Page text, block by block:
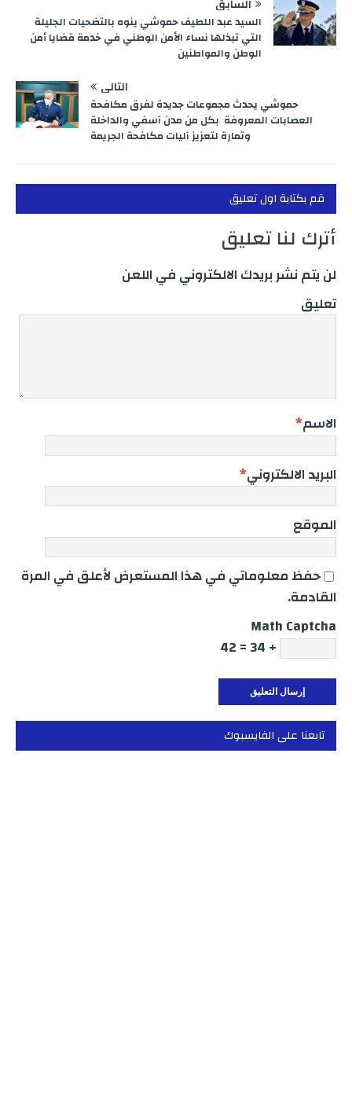
السابق
السيد عبد اللطيف حموشي ينوه بالتضحيات الجليلة
التي تبذلها نساء الأمن الوطني في خدمة قضايا أمن
الوطن والمواطنين
التالي
حموشي يحدث مجموعات جديدة لفرق مكافحة
العصابات المعروفة بكل من مدن آسفي والداخلة
وتمارة لتعزيز آليات مكافحة الجريمة
قم بكتابة اول تعليق
أترك لنا تعليق
لن يتم نشر بريدك الالكتروني في اللعن
تعليق
الاسم*
البريد الالكتروني*
الموقع
حفظ معلوماتي في هذا المستعرض لأعلق في المرة
القادمة.
Math Captcha
+ 34 = 42
تابعنا على الفايسبوك